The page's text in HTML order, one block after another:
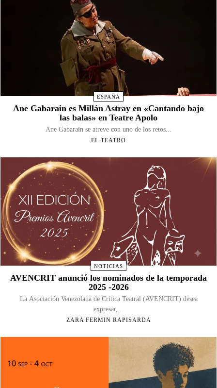
ESPAÑA
Ane Gabarain es Millán Astray en «Cantando bajo
las balas» en Teatre Apolo
Ane Gabarain se atreve con uno de los retos...
EL TEATRO
NOTICIAS
AVENCRIT anunció los nominados de la temporada
2025 -2026
La Asociación Venezolana de Crítica Teatral (AVENCRIT) desea
expresar,...
ZARA FERMIN RAPISARDA